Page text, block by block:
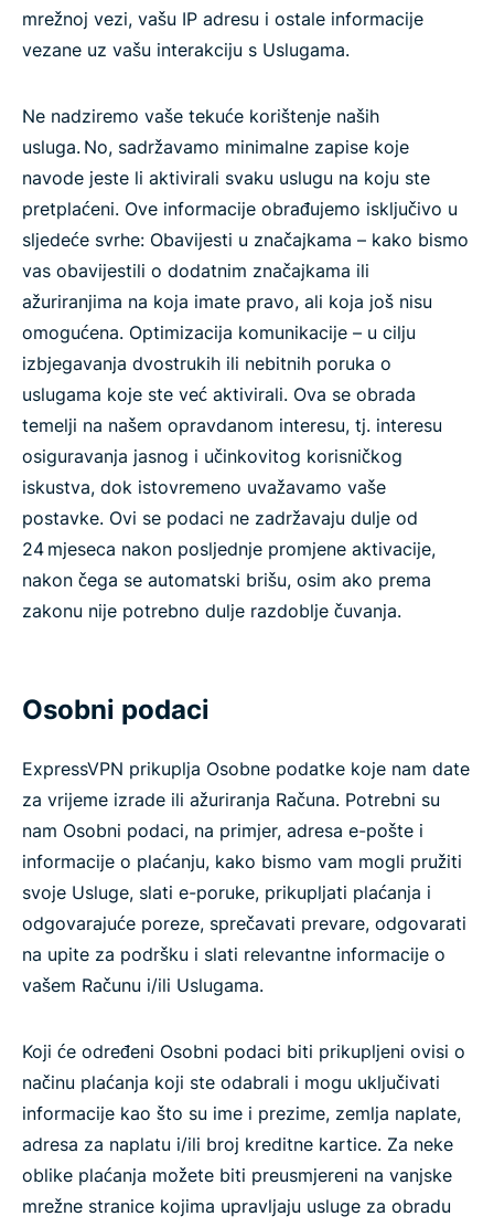
mrežnoj vezi, vašu IP adresu i ostale informacije
vezane uz vašu interakciju s Uslugama.
Ne nadziremo vaše tekuće korištenje naših
usluga. No, sadržavamo minimalne zapise koje
navode jeste li aktivirali svaku uslugu na koju ste
pretplaćeni. Ove informacije obrađujemo isključivo u
sljedeće svrhe: Obavijesti u značajkama – kako bismo
vas obavijestili o dodatnim značajkama ili
ažuriranjima na koja imate pravo, ali koja još nisu
omogućena. Optimizacija komunikacije – u cilju
izbjegavanja dvostrukih ili nebitnih poruka o
uslugama koje ste već aktivirali. Ova se obrada
temelji na našem opravdanom interesu, tj. interesu
osiguravanja jasnog i učinkovitog korisničkog
iskustva, dok istovremeno uvažavamo vaše
postavke. Ovi se podaci ne zadržavaju dulje od
24 mjeseca nakon posljednje promjene aktivacije,
nakon čega se automatski brišu, osim ako prema
zakonu nije potrebno dulje razdoblje čuvanja.
Osobni podaci
ExpressVPN prikuplja Osobne podatke koje nam date
za vrijeme izrade ili ažuriranja Računa. Potrebni su
nam Osobni podaci, na primjer, adresa e-pošte i
informacije o plaćanju, kako bismo vam mogli pružiti
svoje Usluge, slati e-poruke, prikupljati plaćanja i
odgovarajuće poreze, sprečavati prevare, odgovarati
na upite za podršku i slati relevantne informacije o
vašem Računu i/ili Uslugama.
Koji će određeni Osobni podaci biti prikupljeni ovisi o
načinu plaćanja koji ste odabrali i mogu uključivati
informacije kao što su ime i prezime, zemlja naplate,
adresa za naplatu i/ili broj kreditne kartice. Za neke
oblike plaćanja možete biti preusmjereni na vanjske
mrežne stranice kojima upravljaju usluge za obradu